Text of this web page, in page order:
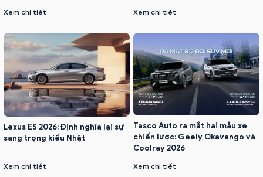
Xem chi tiết Xem chi tiết
Lexus ES 2026: Định nghĩa lại sự
sang trọng kiểu Nhật
Xem chi tiết
Tasco Auto ra mắt hai mẫu xe
chiến lược: Geely Okavango và
Coolray 2026
Xem chi tiết